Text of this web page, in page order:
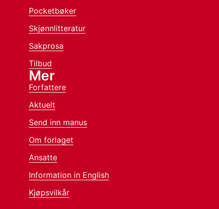
Pocketbøker
Skjønnlitteratur
Sakprosa
Tilbud
Mer
Forfattere
Aktuelt
Send inn manus
Om forlaget
Ansatte
Information in English
Kjøpsvilkår